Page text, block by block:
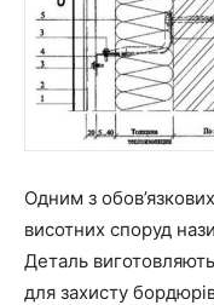
Одним з
висотних споруд
Деталь виготовляють
для захисту